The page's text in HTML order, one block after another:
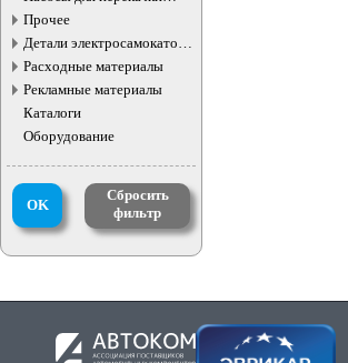
жидкостей
Прочее
Детали электросамокатов и
электротранспорта
Расходные материалы
Рекламные материалы
Каталоги
Оборудование
OK
Сбросить
фильтр